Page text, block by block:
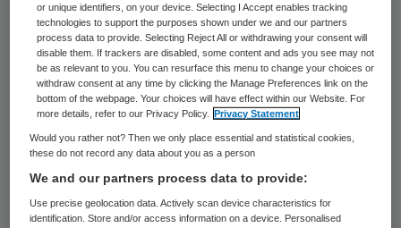
realiseerde. Hij stelde dat Vertex weinig
verdient en veel investeert in onderzoek. Bij
enkele volksvertegenwoordigers leidde
deze onjuiste informatie tot een milder
standpunt over de farmaceut, heeftNRC
achterhaald in een reconstructie. De
informatie speelde een belangrijke rol in het
debat over het wel of niet vergoeden van
or unique identifiers, on your device. Selecting I Accept enables tracking
technologies to support the purposes shown under we and our partners
process data to provide. Selecting Reject All or withdrawing your consent will
disable them. If trackers are disabled, some content and ads you see may not
be as relevant to you. You can resurface this menu to change your choices or
withdraw consent at any time by clicking the Manage Preferences link on the
bottom of the webpage. Your choices will have effect within our Website. For
more details, refer to our Privacy Policy.
Privacy Statement
Would you rather not? Then we only place essential and statistical cookies,
these do not record any data about you as a person
We and our partners process data to provide:
Use precise geolocation data. Actively scan device characteristics for
identification. Store and/or access information on a device. Personalised